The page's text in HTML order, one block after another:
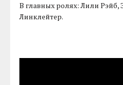
В главных ролях: Лили
Линклейтер.